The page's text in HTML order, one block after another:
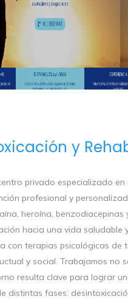
y
privado especializado
profesional y
heroína, benzodiacepinas
hacia una vida saludable
con terapias psicológicas de
y social. Trabajamos no
resulta clave para lograr
distintas fases: